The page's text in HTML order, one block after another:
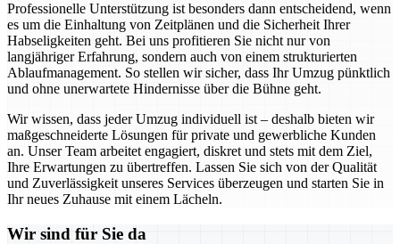
Professionelle Unterstützung ist besonders dann entscheidend, wenn
es um die Einhaltung von Zeitplänen und die Sicherheit Ihrer
Habseligkeiten geht. Bei uns profitieren Sie nicht nur von
langjähriger Erfahrung, sondern auch von einem strukturierten
Ablaufmanagement. So stellen wir sicher, dass Ihr Umzug pünktlich
und ohne unerwartete Hindernisse über die Bühne geht.
Wir wissen, dass jeder Umzug individuell ist – deshalb bieten wir
maßgeschneiderte Lösungen für private und gewerbliche Kunden
an. Unser Team arbeitet engagiert, diskret und stets mit dem Ziel,
Ihre Erwartungen zu übertreffen. Lassen Sie sich von der Qualität
und Zuverlässigkeit unseres Services überzeugen und starten Sie in
Ihr neues Zuhause mit einem Lächeln.
Wir sind für Sie da